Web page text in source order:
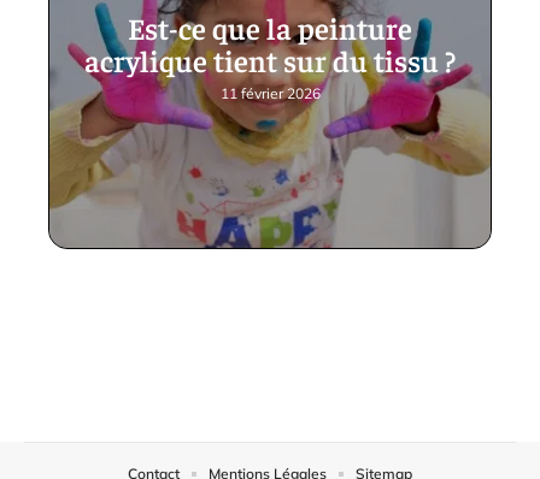
Est-ce que la peinture
acrylique tient sur du tissu ?
11 février 2026
Contact Mentions Légales Sitemap